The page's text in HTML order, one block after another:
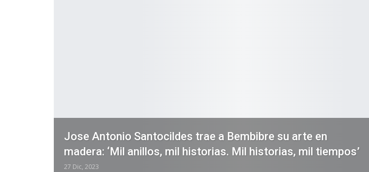
Jose Antonio Santocildes trae a Bembibre su arte en
madera: ‘Mil anillos, mil historias. Mil historias, mil tiempos’
27 Dic, 2023